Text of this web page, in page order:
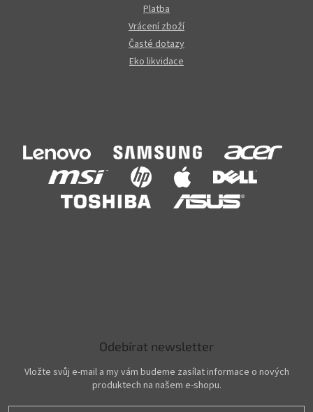
Platba
Vrácení zboží
Časté dotazy
Eko likvidace
Odebírat newsletter
Vložte svůj e-mail a my vám budeme zasílat informace o nových
produktech na našem e-shopu.